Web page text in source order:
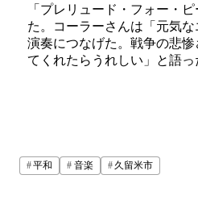
「プレリュード・フォー・
た。コーラーさんは「元気
演奏につなげた。戦争の悲
てくれたらうれしい」と語っ
平和 音楽 久留米市